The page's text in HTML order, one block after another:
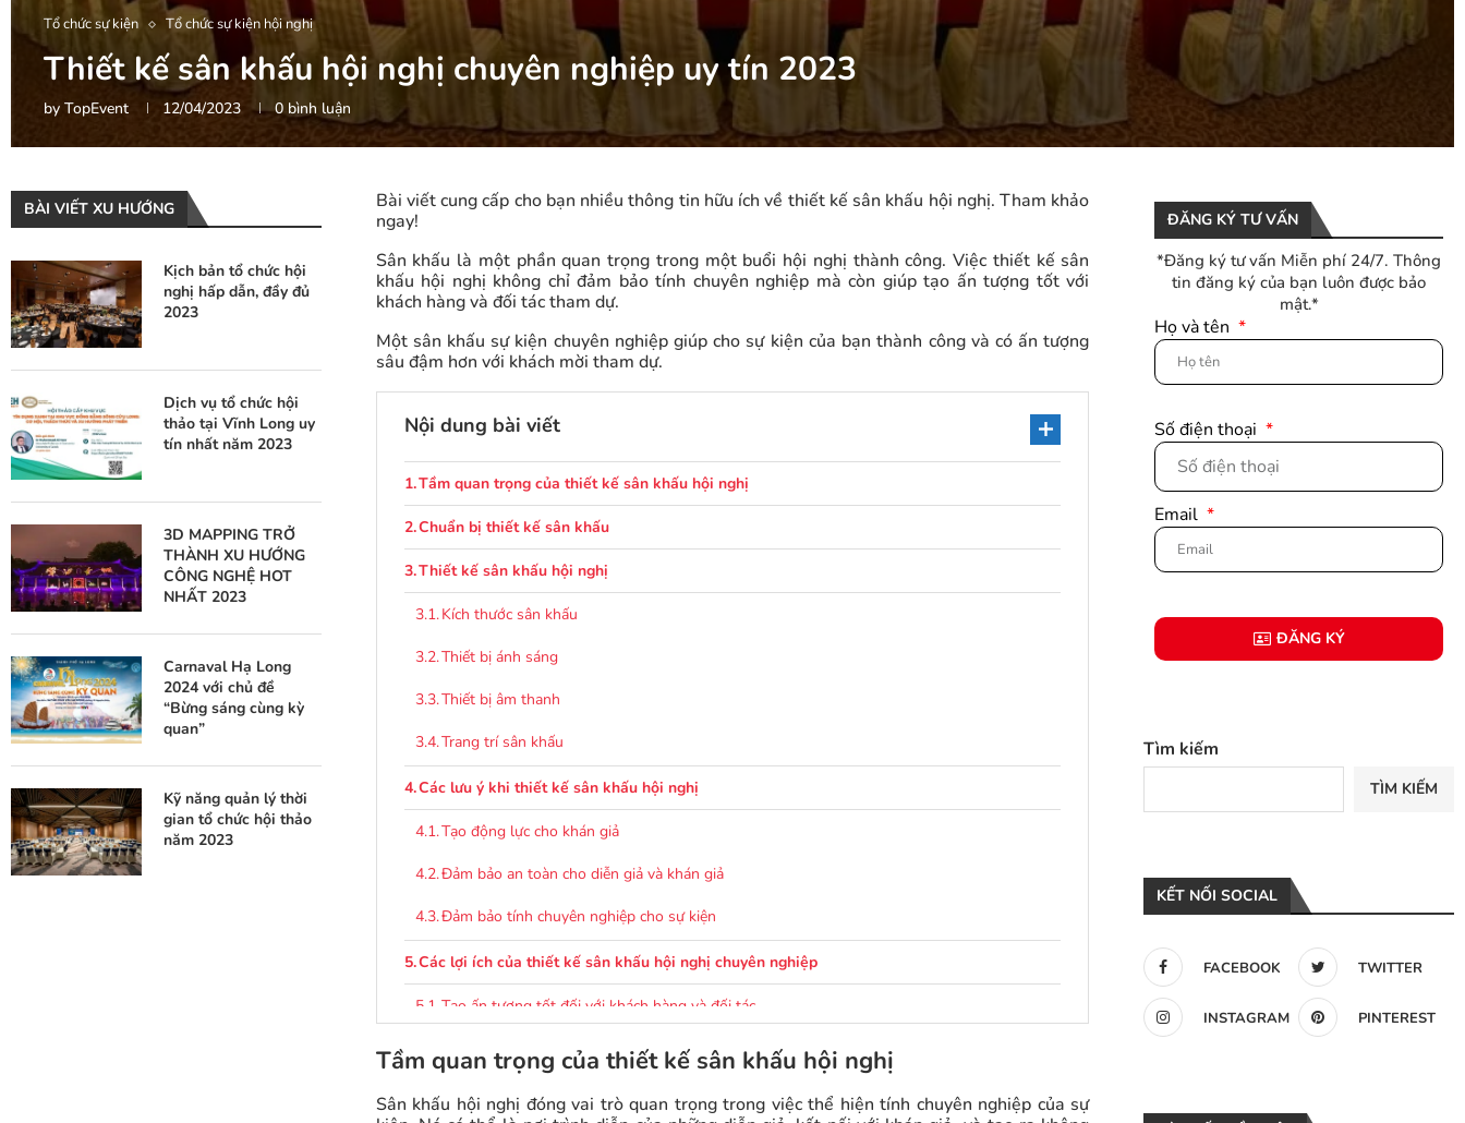
Tổ chức sự kiện Tổ chức sự kiện hội nghị
Thiết kế sân khấu hội nghị chuyên nghiệp uy tín 2023
by TopEvent 12/04/2023 0 bình luận
Bài viết cung cấp cho bạn nhiều thông tin hữu ích về thiết kế sân khấu hội nghị. Tham khảo
ngay!
Sân khấu là một phần quan trọng trong một buổi hội nghị thành công. Việc thiết kế sân
khấu hội nghị không chỉ đảm bảo tính chuyên nghiệp mà còn giúp tạo ấn tượng tốt với
khách hàng và đối tác tham dự.
Một sân khấu sự kiện chuyên nghiệp giúp cho sự kiện của bạn thành công và có ấn tượng
sâu đậm hơn với khách mời tham dự.
Nội dung bài viết
Tầm quan trọng của thiết kế sân khấu hội nghị
Chuẩn bị thiết kế sân khấu
Thiết kế sân khấu hội nghị
Kích thước sân khấu
Thiết bị ánh sáng
Thiết bị âm thanh
Trang trí sân khấu
Các lưu ý khi thiết kế sân khấu hội nghị
Tạo động lực cho khán giả
Đảm bảo an toàn cho diễn giả và khán giả
Đảm bảo tính chuyên nghiệp cho sự kiện
Các lợi ích của thiết kế sân khấu hội nghị chuyên nghiệp
Tạo ấn tượng tốt đối với khách hàng và đối tác
Tăng khả năng giao tiếp và hiệu quả của sự kiện
Tạo ra ấn tượng đẹp và chuyên nghiệp trên mạng xã hội
Tầm quan trọng của thiết kế sân khấu hội nghị
Sân khấu hội nghị đóng vai trò quan trọng trong việc thể hiện tính chuyên nghiệp của sự
ĐĂNG KÝ TƯ VẤN
*Đăng ký tư vấn Miễn phí 24/7. Thông
tin đăng ký của bạn luôn được bảo
mật.*
Họ và tên
Số điện thoại
Email
ĐĂNG KÝ
Tìm kiếm
TÌM KIẾM
KẾT NỐI SOCIAL
FACEBOOK TWITTER
INSTAGRAM PINTEREST
BÀI VIẾT XU HƯỚNG
Kịch bản tổ chức hội
nghị hấp dẫn, đầy đủ
2023
Dịch vụ tổ chức hội
thảo tại Vĩnh Long uy
tín nhất năm 2023
3D MAPPING TRỞ
THÀNH XU HƯỚNG
CÔNG NGHỆ HOT
NHẤT 2023
Carnaval Hạ Long
2024 với chủ đề
“Bừng sáng cùng kỳ
quan”
Kỹ năng quản lý thời
gian tổ chức hội thảo
năm 2023